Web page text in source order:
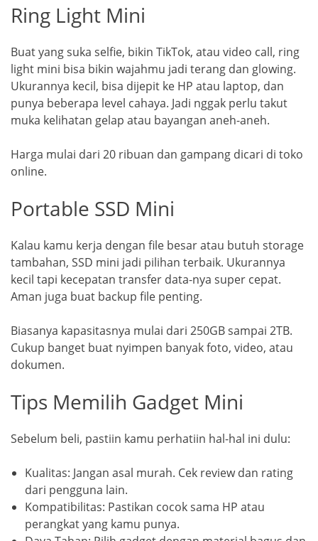
Ring Light Mini
Buat yang suka selfie, bikin TikTok, atau video call, ring
light mini bisa bikin wajahmu jadi terang dan glowing.
Ukurannya kecil, bisa dijepit ke HP atau laptop, dan
punya beberapa level cahaya. Jadi nggak perlu takut
muka kelihatan gelap atau bayangan aneh-aneh.
Harga mulai dari 20 ribuan dan gampang dicari di toko
online.
Portable SSD Mini
Kalau kamu kerja dengan file besar atau butuh storage
tambahan, SSD mini jadi pilihan terbaik. Ukurannya
kecil tapi kecepatan transfer data-nya super cepat.
Aman juga buat backup file penting.
Biasanya kapasitasnya mulai dari 250GB sampai 2TB.
Cukup banget buat nyimpen banyak foto, video, atau
dokumen.
Tips Memilih Gadget Mini
Sebelum beli, pastiin kamu perhatiin hal-hal ini dulu:
Kualitas: Jangan asal murah. Cek review dan rating
dari pengguna lain.
Kompatibilitas: Pastikan cocok sama HP atau
perangkat yang kamu punya.